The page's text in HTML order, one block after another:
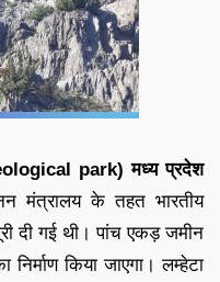
park) मध्य प्रदेश
मंत्रालय के तहत भारतीय
दी गई थी। पांच एकड़ जमीन
किया जाएगा। लम्हेटा